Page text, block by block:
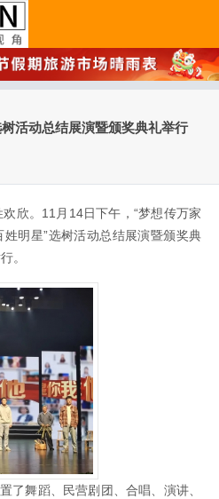
活动总结展演暨颁奖典礼举行
欢欣。11月14日下午，“梦想传万家
姓明星”选树活动总结展演暨颁奖典
。
了舞蹈、民营剧团、合唱、演讲、